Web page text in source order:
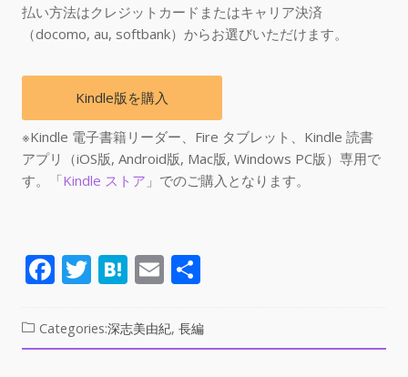
払い方法はクレジットカードまたはキャリア決済
（docomo, au, softbank）からお選びいただけます。
Kindle版を購入
※Kindle 電子書籍リーダー、Fire タブレット、Kindle 読書
アプリ（iOS版, Android版, Mac版, Windows PC版）専用で
す。「Kindle ストア 」でのご購入となります。
F
e
b
T
itt
er
H
e
n
E
ai
l
Categories:深志美由紀, 長編